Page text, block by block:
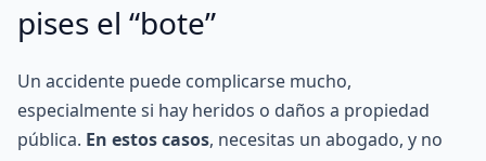
pises el “bote”
Un accidente puede complicarse mucho,
especialmente si hay heridos o daños a propiedad
pública. En estos casos, necesitas un abogado, y no